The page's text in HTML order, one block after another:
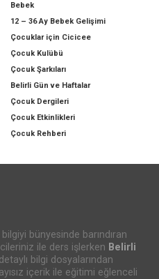
Bebek
12 – 36 Ay Bebek Gelişimi
Çocuklar için Cicicee
Çocuk Kulübü
Çocuk Şarkıları
Belirli Gün ve Haftalar
Çocuk Dergileri
Çocuk Etkinlikleri
Çocuk Rehberi
bünyesinde barındıran
ile ders işlerken Belirli
bilgi dosyalarından
içerik ile eğitimi eğlenceli